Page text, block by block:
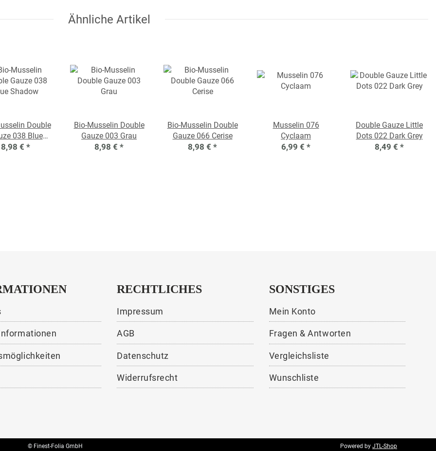
Ähnliche Artikel
Double
038 Blue
Shadow
8,98 € *
Bio-Musselin Double
Gauze 003 Grau
8,98 € *
Bio-Musselin Double
Gauze 066 Cerise
8,98 € *
Musselin 076
Cyclaam
6,99 € *
Double Gauze Little
Dots 022 Dark Grey
8,49 € *
RECHTLICHES
Impressum
AGB
Datenschutz
Widerrufsrecht
SONSTIGES
Mein Konto
Fragen & Antworten
Vergleichsliste
Wunschliste
© Finest-Folia GmbH Powered by JTL-Shop